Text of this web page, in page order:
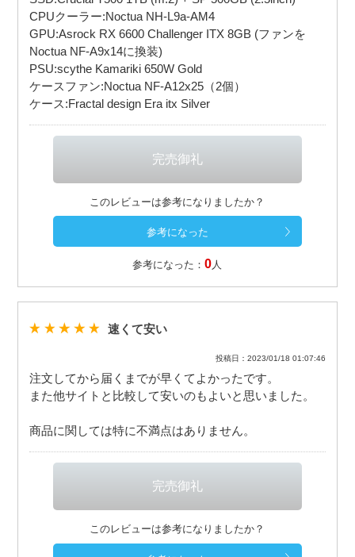
CPUクーラー:Noctua NH-L9a-AM4
GPU:Asrock RX 6600 Challenger ITX 8GB (ファンを
Noctua NF-A9x14に換装)
PSU:scythe Kamariki 650W Gold
ケースファン:Noctua NF-A12x25（2個）
ケース:Fractal design Era itx Silver
このレビューは参考になりましたか？
参考になった：0人
速くて安い
投稿日：2023/01/18 01:07:46
注文してから届くまでが早くてよかったです。
また他サイトと比較して安いのもよいと思いました。
商品に関しては特に不満点はありません。
このレビューは参考になりましたか？